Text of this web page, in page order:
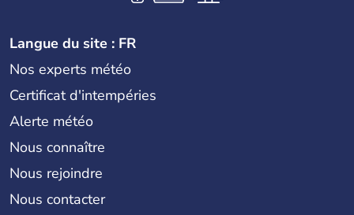
Langue du site : FR
Nos experts météo
Certificat d'intempéries
Alerte météo
Nous connaître
Nous rejoindre
Nous contacter